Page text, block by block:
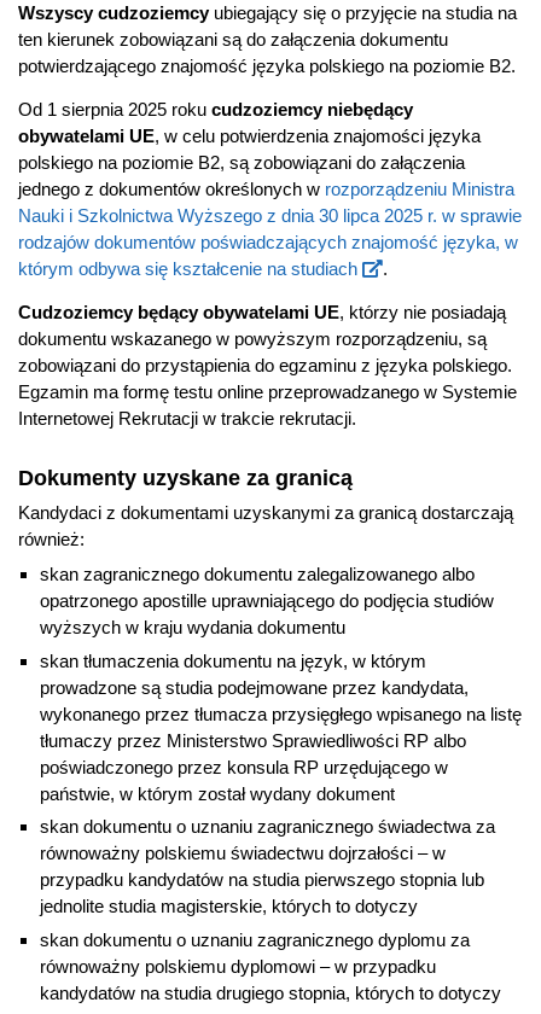
Wszyscy cudzoziemcy ubiegający się o przyjęcie na studia na
ten kierunek zobowiązani są do załączenia dokumentu
potwierdzającego znajomość języka polskiego na poziomie B2.
Od 1 sierpnia 2025 roku cudzoziemcy niebędący
obywatelami UE, w celu potwierdzenia znajomości języka
polskiego na poziomie B2, są zobowiązani do załączenia
jednego z dokumentów określonych w rozporządzeniu Ministra
Nauki i Szkolnictwa Wyższego z dnia 30 lipca 2025 r. w sprawie
rodzajów dokumentów poświadczających znajomość języka, w
którym odbywa się kształcenie na studiach
.
Cudzoziemcy będący obywatelami UE, którzy nie posiadają
dokumentu wskazanego w powyższym rozporządzeniu, są
zobowiązani do przystąpienia do egzaminu z języka polskiego.
Egzamin ma formę testu online przeprowadzanego w Systemie
Internetowej Rekrutacji w trakcie rekrutacji.
Dokumenty uzyskane za granicą
Kandydaci z dokumentami uzyskanymi za granicą dostarczają
również:
skan zagranicznego dokumentu zalegalizowanego albo
opatrzonego apostille uprawniającego do podjęcia studiów
wyższych w kraju wydania dokumentu
skan tłumaczenia dokumentu na język, w którym
prowadzone są studia podejmowane przez kandydata,
wykonanego przez tłumacza przysięgłego wpisanego na listę
tłumaczy przez Ministerstwo Sprawiedliwości RP albo
poświadczonego przez konsula RP urzędującego w
państwie, w którym został wydany dokument
skan dokumentu o uznaniu zagranicznego świadectwa za
równoważny polskiemu świadectwu dojrzałości – w
przypadku kandydatów na studia pierwszego stopnia lub
jednolite studia magisterskie, których to dotyczy
skan dokumentu o uznaniu zagranicznego dyplomu za
równoważny polskiemu dyplomowi – w przypadku
kandydatów na studia drugiego stopnia, których to dotyczy